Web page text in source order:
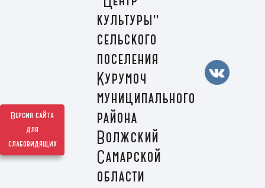
Версия сайта
для
слабовидящих
культуры"
сельского
поселения
Курумоч
муниципального
района
Волжский
Самарской
области